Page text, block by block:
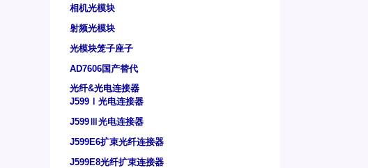
相机光模块
射频光模块
光模块笼子座子
AD7606国产替代
光纤&光电连接器
J599Ⅰ光电连接器
J599Ⅲ光电连接器
J599E6扩束光纤连接器
J599E8光纤扩束连接器